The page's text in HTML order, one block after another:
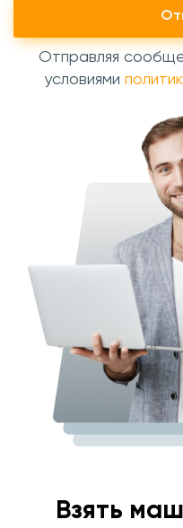
Отправляя
условиями
Взять